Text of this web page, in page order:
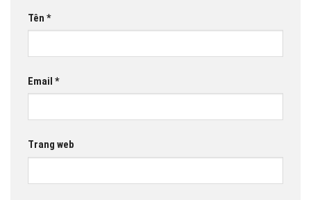
Tên *
Email *
Trang web